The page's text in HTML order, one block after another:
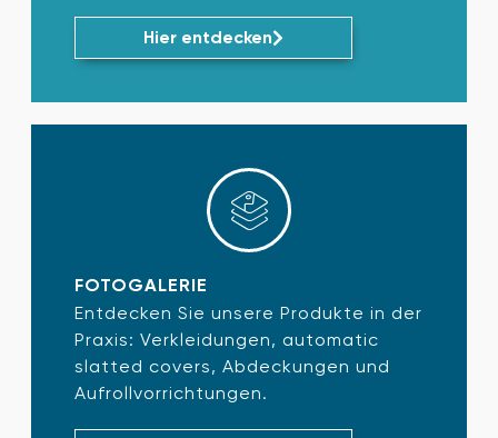
Hier entdecken
FOTOGALERIE
Entdecken Sie unsere Produkte in der
Praxis: Verkleidungen, automatic
slatted covers, Abdeckungen und
Aufrollvorrichtungen.